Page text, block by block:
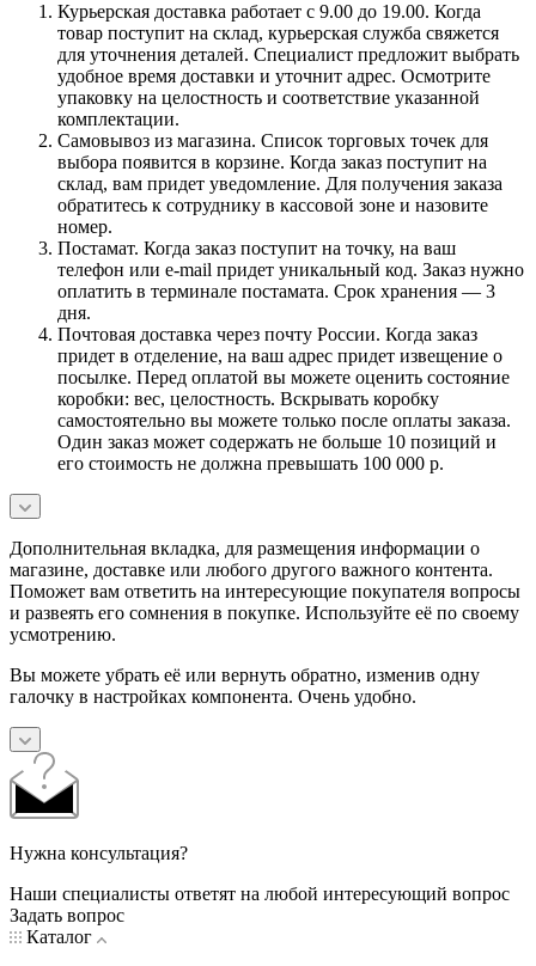
Курьерская доставка работает с 9.00 до 19.00. Когда
товар поступит на склад, курьерская служба свяжется
для уточнения деталей. Специалист предложит выбрать
удобное время доставки и уточнит адрес. Осмотрите
упаковку на целостность и соответствие указанной
комплектации.
Самовывоз из магазина. Список торговых точек для
выбора появится в корзине. Когда заказ поступит на
склад, вам придет уведомление. Для получения заказа
обратитесь к сотруднику в кассовой зоне и назовите
номер.
Постамат. Когда заказ поступит на точку, на ваш
телефон или e-mail придет уникальный код. Заказ нужно
оплатить в терминале постамата. Срок хранения — 3
дня.
Почтовая доставка через почту России. Когда заказ
придет в отделение, на ваш адрес придет извещение о
посылке. Перед оплатой вы можете оценить состояние
коробки: вес, целостность. Вскрывать коробку
самостоятельно вы можете только после оплаты заказа.
Один заказ может содержать не больше 10 позиций и
его стоимость не должна превышать 100 000 р.
Дополнительная вкладка, для размещения информации о
магазине, доставке или любого другого важного контента.
Поможет вам ответить на интересующие покупателя вопросы
и развеять его сомнения в покупке. Используйте её по своему
усмотрению.
Вы можете убрать её или вернуть обратно, изменив одну
галочку в настройках компонента. Очень удобно.
Нужна консультация?
Наши специалисты ответят на любой интересующий вопрос
Задать вопрос
Каталог